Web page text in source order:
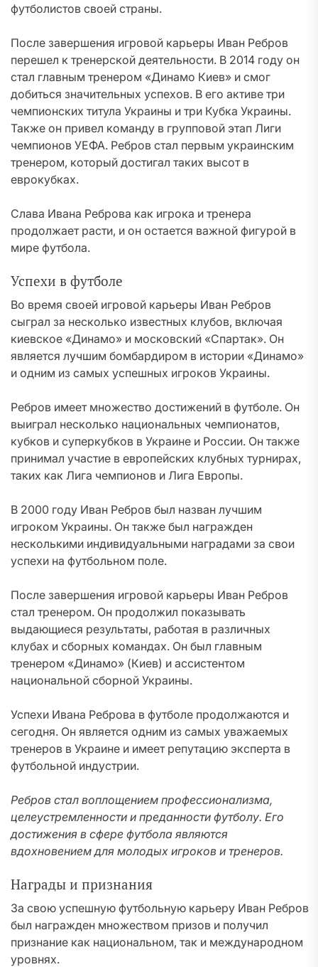
футболистов своей страны.
После завершения игровой карьеры Иван Ребров
перешел к тренерской деятельности. В 2014 году он
стал главным тренером «Динамо Киев» и смог
добиться значительных успехов. В его активе три
чемпионских титула Украины и три Кубка Украины.
Также он привел команду в групповой этап Лиги
чемпионов УЕФА. Ребров стал первым украинским
тренером, который достигал таких высот в
еврокубках.
Слава Ивана Реброва как игрока и тренера
продолжает расти, и он остается важной фигурой в
мире футбола.
Успехи в футболе
Во время своей игровой карьеры Иван Ребров
сыграл за несколько известных клубов, включая
киевское «Динамо» и московский «Спартак». Он
является лучшим бомбардиром в истории «Динамо»
и одним из самых успешных игроков Украины.
Ребров имеет множество достижений в футболе. Он
выиграл несколько национальных чемпионатов,
кубков и суперкубков в Украине и России. Он также
принимал участие в европейских клубных турнирах,
таких как Лига чемпионов и Лига Европы.
В 2000 году Иван Ребров был назван лучшим
игроком Украины. Он также был награжден
несколькими индивидуальными наградами за свои
успехи на футбольном поле.
После завершения игровой карьеры Иван Ребров
стал тренером. Он продолжил показывать
выдающиеся результаты, работая в различных
клубах и сборных командах. Он был главным
тренером «Динамо» (Киев) и ассистентом
национальной сборной Украины.
Успехи Ивана Реброва в футболе продолжаются и
сегодня. Он является одним из самых уважаемых
тренеров в Украине и имеет репутацию эксперта в
футбольной индустрии.
Ребров стал воплощением профессионализма,
целеустремленности и преданности футболу. Его
достижения в сфере футбола являются
вдохновением для молодых игроков и тренеров.
Награды и признания
За свою успешную футбольную карьеру Иван Ребров
был награжден множеством призов и получил
признание как национальном, так и международном
уровнях.